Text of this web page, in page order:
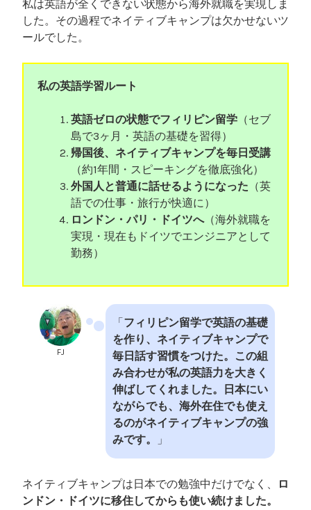
私は英語が全くできない状態から海外就職を実現しま
した。その過程でネイティブキャンプは欠かせないツ
ールでした。
私の英語学習ルート
英語ゼロの状態でフィリピン留学 （セブ
島で3ヶ月・英語の基礎を習得）
帰国後、ネイティブキャンプを毎日受講
（約1年間・スピーキングを徹底強化）
外国人と普通に話せるようになった （英
語での仕事・旅行が快適に）
ロンドン・パリ・ドイツへ（海外就職を
実現・現在もドイツでエンジニアとして
勤務）
FJ
「 フィリピン留学で英語の基礎
を作り、ネイティブキャンプで
毎日話す習慣をつけた。この組
み合わせが私の英語力を大きく
伸ばしてくれました。日本にい
ながらでも、海外在住でも使え
るのがネイティブキャンプの強
みです。
」
ネイティブキャンプは日本での勉強中だけでなく、
ロ
ンドン・ドイツに移住してからも使い続けました。